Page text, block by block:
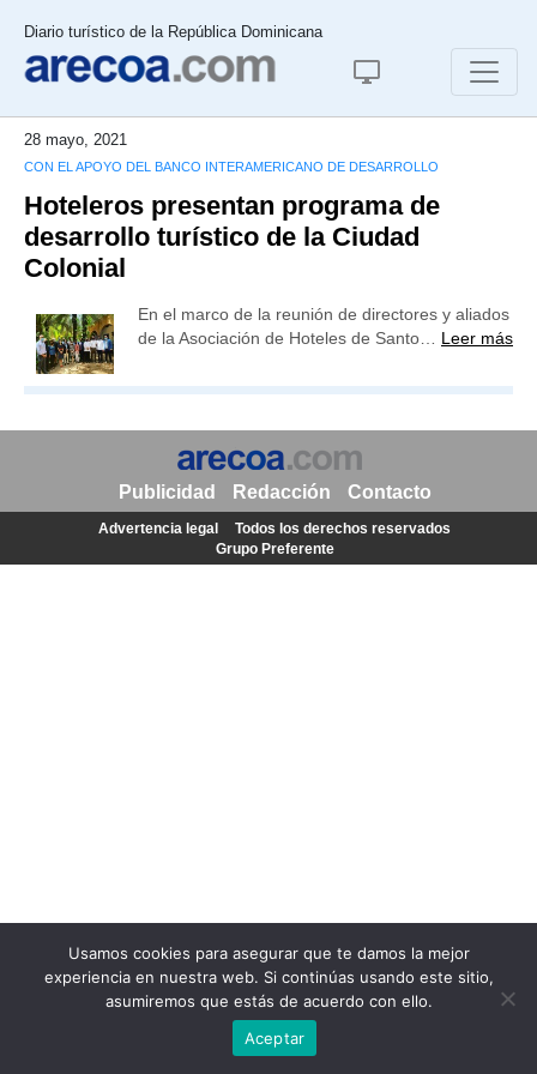
Diario turístico de la República Dominicana
28 mayo, 2021
CON EL APOYO DEL BANCO INTERAMERICANO DE DESARROLLO
Hoteleros presentan programa de
desarrollo turístico de la Ciudad
Colonial
En el marco de la reunión de directores y aliados
de la Asociación de Hoteles de Santo… Leer más
Usamos cookies para asegurar que te damos la mejor
experiencia en nuestra web. Si continúas usando este sitio,
asumiremos que estás de acuerdo con ello.
Aceptar
Publicidad Redacción Contacto
Advertencia legal
Todos los derechos reservados
Grupo Preferente